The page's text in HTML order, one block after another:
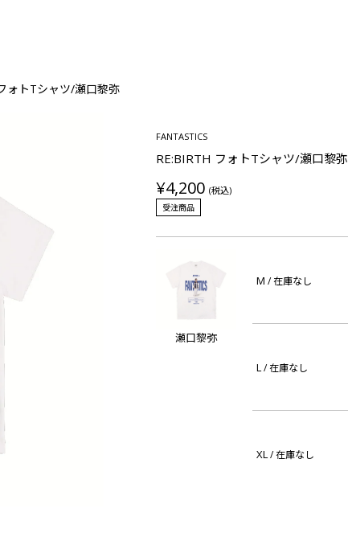
ォトTシャツ/瀬口黎弥
FANTASTICS
RE:BIRTH フォトTシャツ/瀬口黎弥
¥4,200 (税込)
受注商品
瀬口黎弥
M / 在庫なし
L / 在庫なし
XL / 在庫なし